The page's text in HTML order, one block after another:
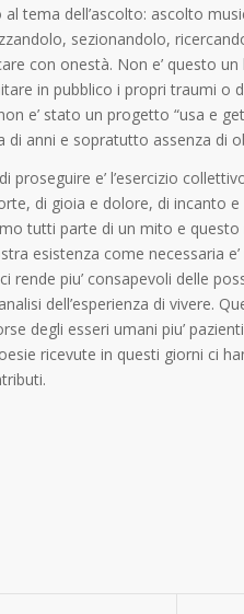
tema dell’ascolto: ascolto
sezionandolo,
con onestà. Non e’ questo
in pubblico i propri traumi
e’ stato un progetto “usa e
di anni e sopratutto assenza di
e’ l’esercizio
di gioia e dolore, di incanto
tutti parte di un mito e
esistenza come necessaria
piu’ consapevoli delle
dell’esperienza di vivere.
degli esseri umani piu’
ricevute in questi giorni ci